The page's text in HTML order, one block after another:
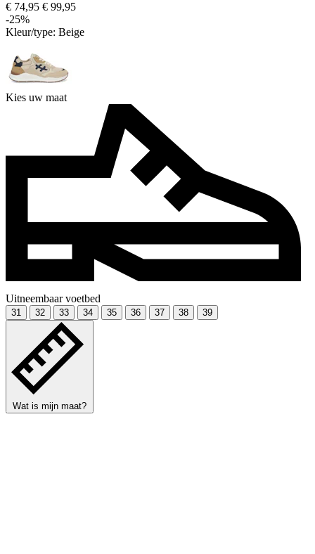
€ 74,95 € 99,95
-25%
Kleur/type: Beige
Kies uw maat
Uitneembaar voetbed
31 32 33 34 35 36 37 38 39
Wat is mijn maat?